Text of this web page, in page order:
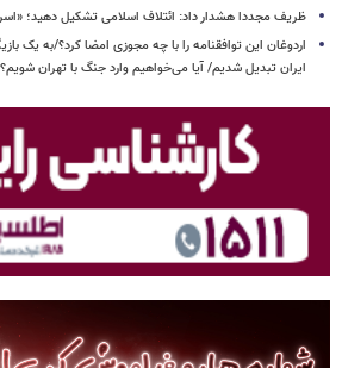
ظریف مجددا هشدار داد: ائتلاف اسلامی تشکیل دهید؛
اردوغان این توافقنامه را با چه مجوزی امضا کرد؟/به یک
ایران تبدیل شدیم/ آیا می‌خواهیم وارد جنگ با تهران شویم؟